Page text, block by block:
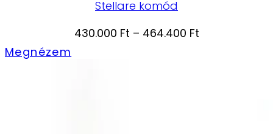
Stellare komód
430.000 Ft – 464.400 FtÁrtartomány:
Megnézem